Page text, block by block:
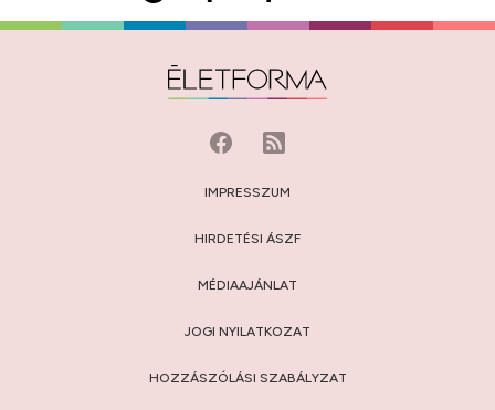
IMPRESSZUM
HIRDETÉSI ÁSZF
MÉDIAAJÁNLAT
JOGI NYILATKOZAT
HOZZÁSZÓLÁSI SZABÁLYZAT